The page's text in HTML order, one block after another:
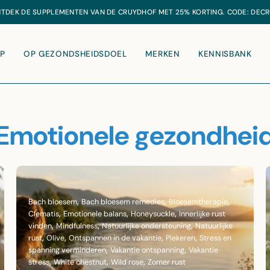
GRATISVERZENDING VANAF €20
OP GEZONDSHEIDSDOEL MERKEN KENNISBANK
Bach bloesem Bach bloesem remedies Bloesemtherapie
Clematis Emotionele balans Honeysuckle Innerlijke rust
vinden Mindfulness Natuurlijke ondersteuning Natuurlijke
rust Olive Ontspannen in de vakantie Piekeren Stress en
spanning verminderen Vakantie ontspanning Vakantie
stress White chestnut Wild rose Zomer rust